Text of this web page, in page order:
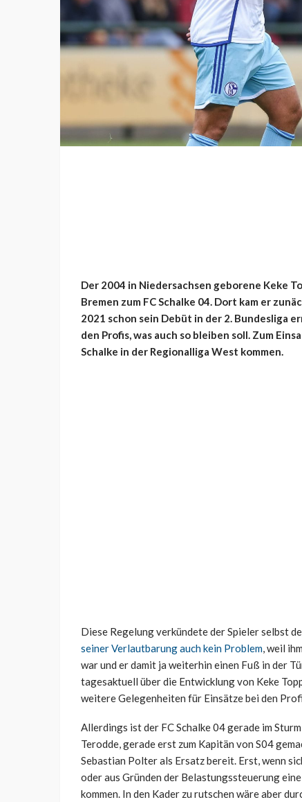
Der 2004 in Niedersachsen geborene Keke
Bremen zum FC Schalke 04. Dort kam er
2021 schon sein Debüt in der 2. Bundesliga
den Profis, was auch so bleiben soll. Zum
Schalke in der Regionalliga West kommen.
Diese Regelung verkündete der Spieler selbst
seiner Verlautbarung auch kein Problem, weil
war und er damit ja weiterhin einen Fuß in der
tagesaktuell über die Entwicklung von Keke
weitere Gelegenheiten für Einsätze bei den
Allerdings ist der FC Schalke 04 gerade im
Terodde, gerade erst zum Kapitän von S04
Sebastian Polter als Ersatz bereit. Erst, wenn
oder aus Gründen der Belastungssteuerung
kommen. In den Kader zu rutschen wäre aber